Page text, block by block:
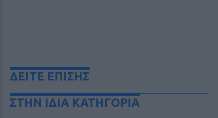
ΔΕΙΤΕ ΕΠΙΣΗΣ
ΣΤΗΝ ΙΔΙΑ ΚΑΤΗΓΟΡΙΑ